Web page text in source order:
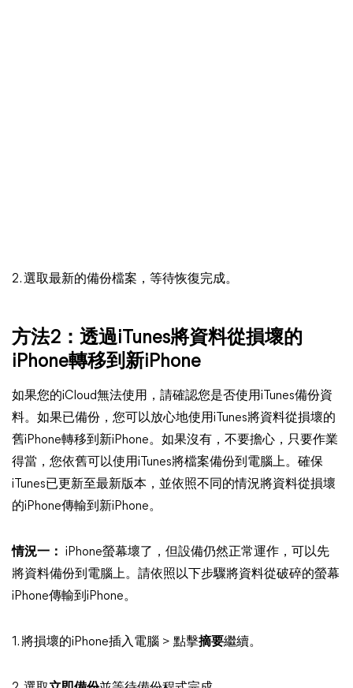
2. 選取最新的備份檔案，等待恢復完成。
方法2：透過iTunes將資料從損壞的
iPhone轉移到新iPhone
如果您的iCloud無法使用，請確認您是否使用iTunes備份資
料。如果已備份，您可以放心地使用iTunes將資料從損壞的
舊iPhone轉移到新iPhone。如果沒有，不要擔心，只要作業
得當，您依舊可以使用iTunes將檔案備份到電腦上。確保
iTunes已更新至最新版本，並依照不同的情況將資料從損壞
的iPhone傳輸到新iPhone。
情況一：
iPhone螢幕壞了，但設備仍然正常運作，可以先
將資料備份到電腦上。請依照以下步驟將資料從破碎的螢幕
iPhone傳輸到iPhone。
1. 將損壞的iPhone插入電腦 > 點擊摘要繼續。